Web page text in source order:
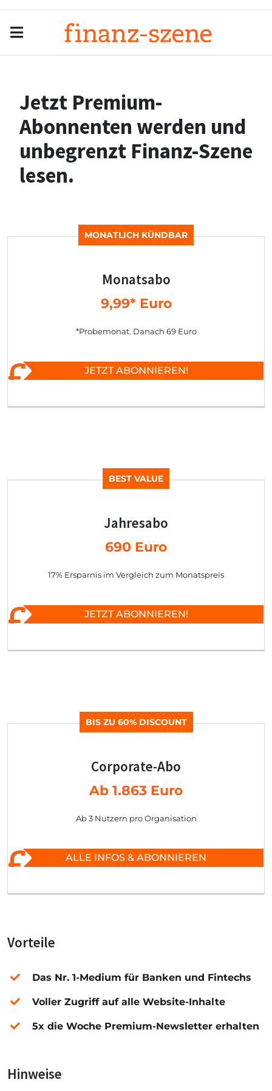
Jetzt Premium-
Abonnenten werden und
unbegrenzt Finanz-Szene
lesen.
MONATLICH KÜNDBAR
Monatsabo
9,99* Euro
*Probemonat. Danach 69 Euro
JETZT ABONNIEREN!
BEST VALUE
Jahresabo
690 Euro
17% Ersparnis im Vergleich zum Monatspreis
JETZT ABONNIEREN!
BIS ZU 60% DISCOUNT
Corporate-Abo
Ab 1.863 Euro
Ab 3 Nutzern pro Organisation
ALLE INFOS & ABONNIEREN
Vorteile
Das Nr. 1-Medium für Banken und Fintechs
Voller Zugriff auf alle Website-Inhalte
5x die Woche Premium-Newsletter erhalten
Hinweise